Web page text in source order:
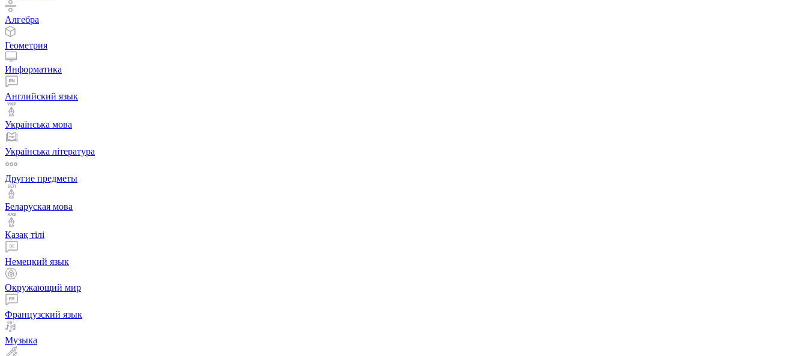
Алгебра
Геометрия
Информатика
Английский язык
Українська мова
Українська література
Другие предметы
Беларуская мова
Қазақ тiлi
Немецкий язык
Окружающий мир
Французский язык
Музыка